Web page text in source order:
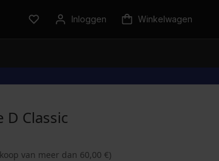
Inloggen Winkelwagen
Classic
van meer dan 60,00 €)